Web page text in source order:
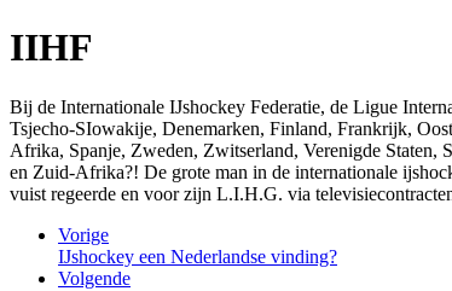
IIHF
Bij de Internationale IJshockey Federatie, de Ligue
Tsjecho-SIowakije, Denemarken, Finland, Frankrijk,
Afrika, Spanje, Zweden, Zwitserland, Verenigde Staten,
en Zuid-Afrika?! De grote man in de internationale
vuist regeerde en voor zijn L.I.H.G. via
Vorige
IJshockey een Nederlandse vinding?
Volgende